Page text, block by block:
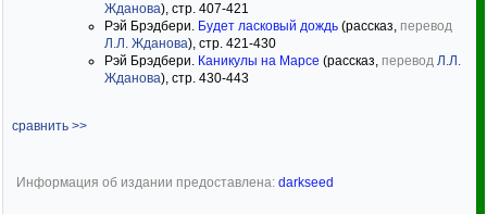
Жданова), стр. 407-421
Рэй Брэдбери. Будет ласковый дождь (рассказ, перевод
Л.Л. Жданова), стр. 421-430
Рэй Брэдбери. Каникулы на Марсе (рассказ, перевод Л.Л.
Жданова), стр. 430-443
сравнить >>
Информация об издании предоставлена: darkseed